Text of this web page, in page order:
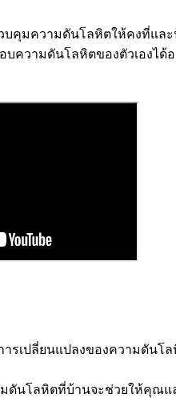
มความดันโลหิตให้คงที่แล
วามดันโลหิตของตัวเองได้อ
รเปลี่ยนแปลงของความดันโ
นโลหิตที่บ้านจะช่วยให้คุณแ